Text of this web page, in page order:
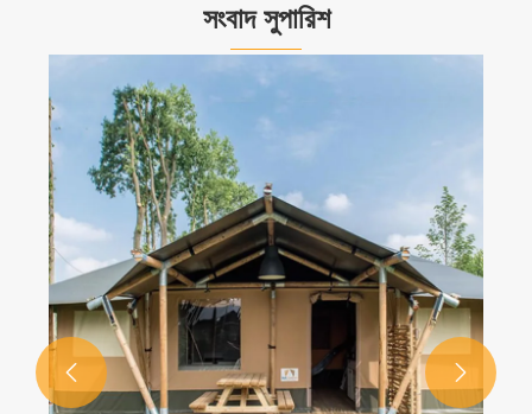
সংবাদ সুপারিশ
টানেল তাঁবু: আউটডোর অ্যাডভেঞ্চারের জন্য একটি নতুন
অভিজ্ঞতা
আরো দেখুন >>
 